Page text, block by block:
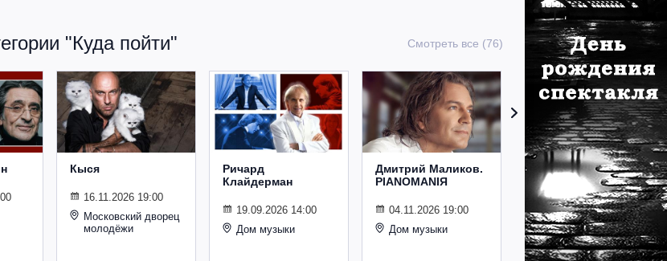
"Куда пойти" Смотреть все (76)
Кыся
16.11.2026 19:00
Московский дворец
молодёжи
Ричард
Клайдерман
19.09.2026 14:00
Дом музыки
Дмитрий Маликов.
PIANOMANIЯ
04.11.2026 19:00
Дом музыки
Рождественский
концерт
Владимира
Спивакова
24.12.2026 19:00
Дом музыки